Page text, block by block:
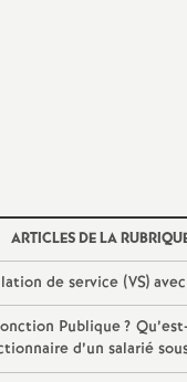
ARTICLES DE LA
de service (VS)
Publique?
d’un salarié